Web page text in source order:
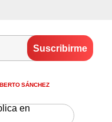
SÁNCHEZ
en